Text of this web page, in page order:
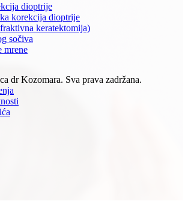
dioptrije
korekcija dioptrije
keratektomija)
sočiva
mrene
dr Kozomara. Sva prava zadržana.